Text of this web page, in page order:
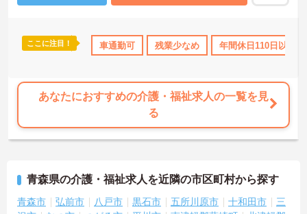
休日110日以上 研修制度あり 産休･育休･介護休暇取得実績あり
ここに注目！ 車通勤可 残業少なめ 年間休日110日以上
あなたにおすすめの介護・福祉求人の一覧を見
る
青森県の介護・福祉求人を近隣の市区町村から探す
青森市 弘前市 八戸市 黒石市 五所川原市 十和田市
三